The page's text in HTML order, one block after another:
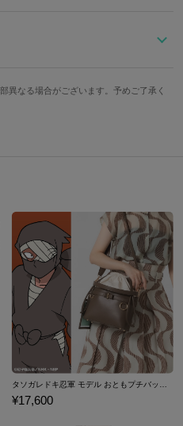
渡昆奈門のパペットのチャーム
めきます。
められた雑渡昆奈門の人生を感
した。
ちなんで、500ml程度のペットボ
。
どにもとっても便利なバッグで
テル 金具：亜鉛合金、鉄
異なる場合がございます。予めご了承く
¥17,600